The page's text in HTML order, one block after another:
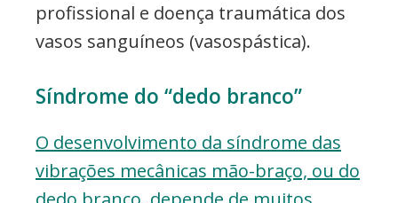
profissional e doença traumática dos
vasos sanguíneos (vasospástica).
Síndrome do “dedo branco”
O desenvolvimento da síndrome das
vibrações mecânicas mão-braço, ou do